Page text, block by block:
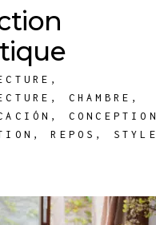
,
, CHAMBRE ,
, CONCEPTION
,REPOS , STYLE